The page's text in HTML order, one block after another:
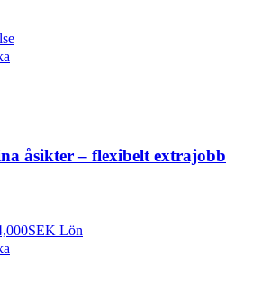
åsikter – flexibelt extrajobb
Lön